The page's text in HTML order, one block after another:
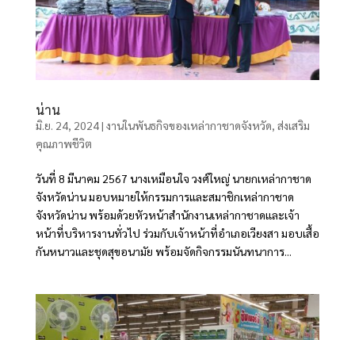
น่าน
มิ.ย. 24, 2024| งานในพันธกิจของเหล่ากาชาดจังหวัด, ส่งเสริม
คุณภาพชีวิต
วันที่ 8 มีนาคม 2567 นางเหมือนใจ วงศ์ใหญ่ นายกเหล่ากาชาด
จังหวัดน่าน มอบหมายให้กรรมการและสมาชิกเหล่ากาชาด
จังหวัดน่าน พร้อมด้วยหัวหน้าสำนักงานเหล่ากาชาดและเจ้า
หน้าที่บริหารงานทั่วไป ร่วมกับเจ้าหน้าที่อำเภอเวียงสา มอบเสื้อ
กันหนาวและชุดสุขอนามัย พร้อมจัดกิจกรรมนันทนาการ...